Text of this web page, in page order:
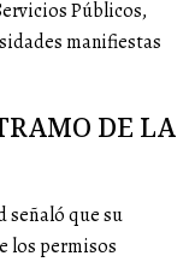
Públicos,
manifiestas
DE LA
señaló que su
los permisos